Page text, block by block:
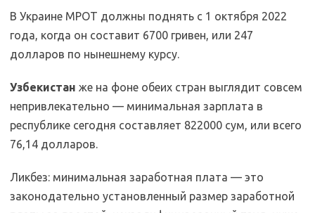
В Украине МРОТ должны поднять с 1 октября 2022
года, когда он составит 6700 гривен, или 247
долларов по нынешнему курсу.
Узбекистан же на фоне обеих стран выглядит совсем
непривлекательно — минимальная зарплата в
республике сегодня составляет 822000 сум, или всего
76,14 долларов.
Ликбез: минимальная заработная плата — это
законодательно установленный размер заработной